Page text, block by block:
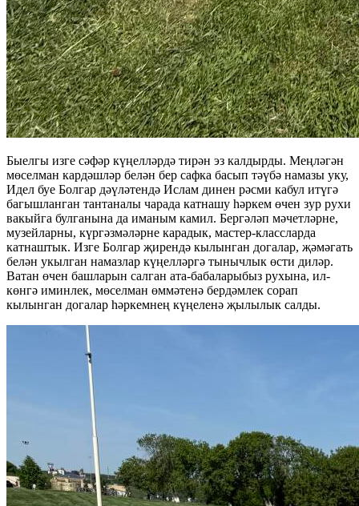
Быелгы изге сәфәр күңелләрдә тирән эз калдырды. Меңләгән
мөселман кардәшләр белән бер сафка басып тәүбә намазы уку,
Идел буе Болгар дәүләтендә Ислам динен рәсми кабул итүгә
багышланган тантаналы чарада катнашу һәркем өчен зур рухи
вакыйга булганына да иманым камил. Бергәләп мәчетләрне,
музейларны, күргәзмәләрне карадык, мастер-классларда
катнаштык. Изге Болгар җирендә кылынган догалар, җәмәгать
белән укылган намазлар күңелләргә тынычлык өсти диләр.
Ватан өчен башларын салган ата-бабаларыбыз рухына, ил-
көнгә иминлек, мөселман өммәтенә бердәмлек сорап
кылынган догалар һәркемнең күңеленә җылылык салды.